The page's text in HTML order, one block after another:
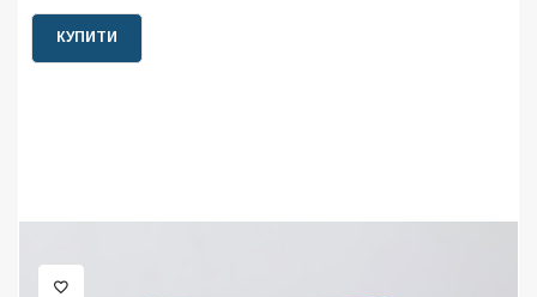
КУПИТИ